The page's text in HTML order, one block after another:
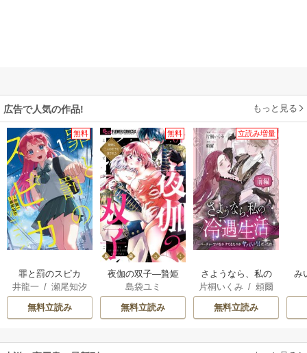
広告で人気の作品! もっと見る
無料
罪と罰のスピカ
井龍一 /瀬尾知汐
無料立読み
無料
夜伽の双子―贄姫
は二人の王子に愛
される―
島袋ユミ
無料立読み
立読み増量
さようなら、私の
冷遇生活 ～パーテ
ィーで声をかけて
きたのがヤバい男
片桐いくみ /頼爾
無料立読み
み